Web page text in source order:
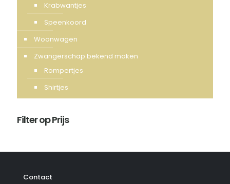
Krabwantjes
Speenkoord
Woonwagen
Zwangerschap bekend maken
Rompertjes
Shirtjes
Filter op Prijs
Contact